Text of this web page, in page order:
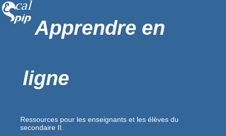
Apprendre en
ligne
Ressources pour les enseignants et les élèves du
secondaire II.